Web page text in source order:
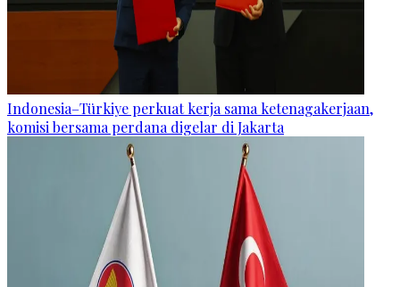
Indonesia–Türkiye perkuat kerja sama ketenagakerjaan,
komisi bersama perdana digelar di Jakarta